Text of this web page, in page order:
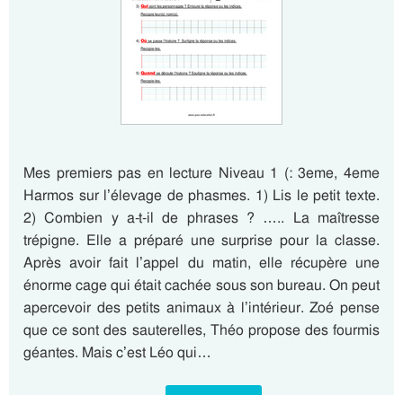
Mes premiers pas en lecture Niveau 1 (: 3eme, 4eme
Harmos sur l’élevage de phasmes. 1) Lis le petit texte.
2) Combien y a-t-il de phrases ? ….. La maîtresse
trépigne. Elle a préparé une surprise pour la classe.
Après avoir fait l’appel du matin, elle récupère une
énorme cage qui était cachée sous son bureau. On peut
apercevoir des petits animaux à l’intérieur. Zoé pense
que ce sont des sauterelles, Théo propose des fourmis
géantes. Mais c’est Léo qui…